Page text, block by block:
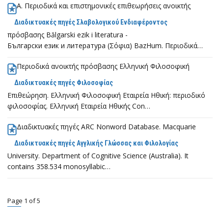
Διαδικτυακές πηγές Σλαβολογικού Ενδιαφέροντος
Α. Περιοδικά και επιστημονικές επιθεωρήσεις ανοικτής
πρόσβασης Bălgarski ezik i literatura -
Български език и литература (Σόφια) BazHum. Περιοδικά…
Διαδικτυακές πηγές Φιλοσοφίας
Περιοδικά ανοικτής πρόσβασης Ελληνική Φιλοσοφική
Επιθεώρηση. Ελληνική Φιλοσοφική Εταιρεία Ηθική: περιοδικό
φιλοσοφίας. Ελληνική Εταιρεία Ηθικής Con…
Διαδικτυακές πηγές Αγγλικής Γλώσσας και Φιλολογίας
Διαδικτυακές πηγές ARC Nonword Database. Macquarie
University. Department of Cognitive Science (Australia). It
contains 358.534 monosyllabic…
Page 1 of 5